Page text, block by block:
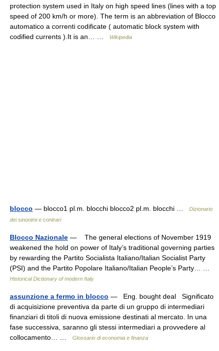
protection system used in Italy on high speed lines (lines with a top
speed of 200 km/h or more). The term is an abbreviation of Blocco
automatico a correnti codificate ( automatic block system with
codified currents ).It is an… …
Wikipedia
blocco — blocco1 pl.m. blocchi blocco2 pl.m. blocchi …
Dizionario
dei sinonimi e contrari
Blocco Nazionale — The general elections of November 1919
weakened the hold on power of Italy’s traditional governing parties
by rewarding the Partito Socialista Italiano/Italian Socialist Party
(PSI) and the Partito Popolare Italiano/Italian People’s Party… …
Historical Dictionary of modern Italy
assunzione a fermo in blocco — Eng. bought deal Significato
di acquisizione preventiva da parte di un gruppo di intermediari
finanziari di titoli di nuova emissione destinati al mercato. In una
fase successiva, saranno gli stessi intermediari a provvedere al
collocamento… …
Glossario di economia e finanza